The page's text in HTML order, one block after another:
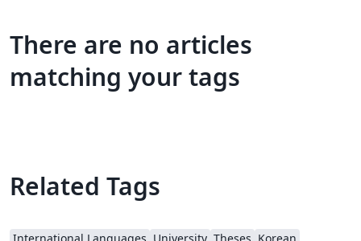
There are no articles
matching your tags
Related Tags